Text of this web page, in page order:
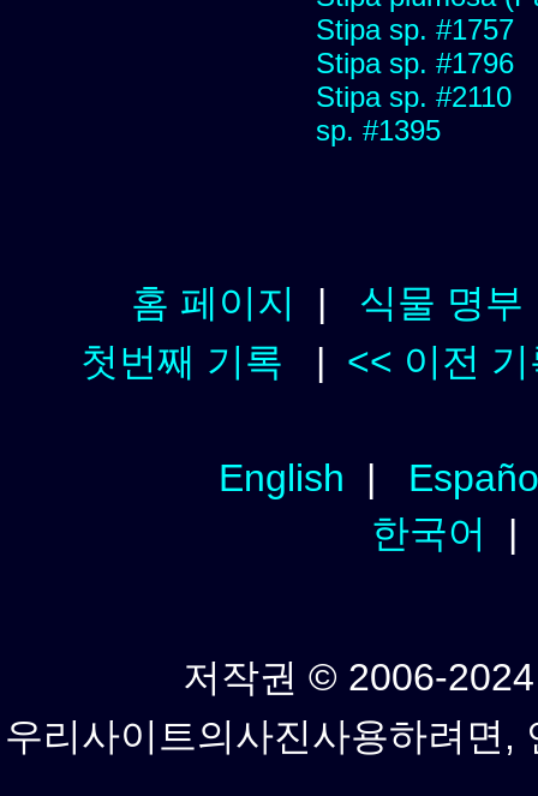
Stipa sp. #1757
Stipa sp. #1796
Stipa sp. #2110
sp. #1395
홈 페이지 | 식물 명부
첫번째 기록 | << 이전 기
English |
한국어
저작권 © 2006-
우리사이트의사진사용하려면,